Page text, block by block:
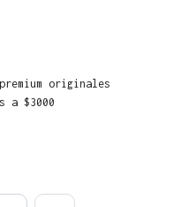
originales
a $3000